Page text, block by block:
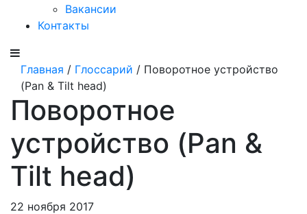
Вакансии
Контакты
Главная / Глоссарий / Поворотное устройство
(Pan & Tilt head)
Поворотное
устройство (Pan &
Tilt head)
22 ноября 2017